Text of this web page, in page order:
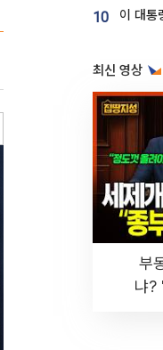
10
최신 영상
부
냐?